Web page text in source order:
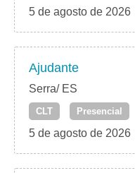
5 de agosto de 2026
Ajudante
Serra/ ES
CLT Presencial
5 de agosto de 2026